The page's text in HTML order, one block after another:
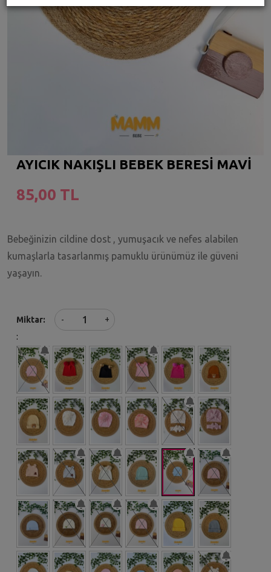
AYICIK NAKIŞLI BEBEK BERESİ MAVİ
85,00 TL
Bebeğinizin cildine dost , yumuşacık ve nefes alabilen
kumaşlarla tasarlanmış pamuklu ürünümüz ile güveni
yaşayın.
Miktar -
+
: